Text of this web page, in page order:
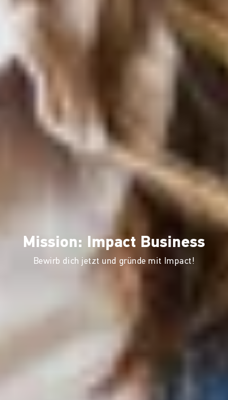
Mission: Impact Business
Bewirb dich jetzt und gründe mit Impact!